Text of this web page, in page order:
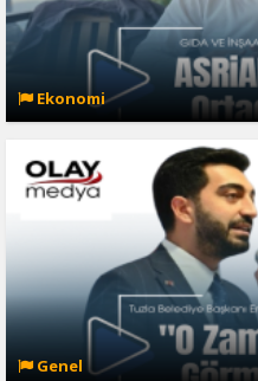
Ekonomi
Genel